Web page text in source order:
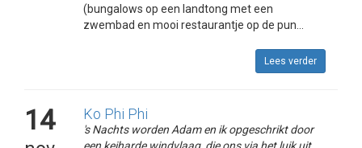
(bungalows op een landtong met een
zwembad en mooi restaurantje op de pun...
Lees verder
14 Ko Phi Phi
's Nachts worden Adam en ik opgeschrikt door
een keiharde windvlaag, die ons via het luik uit